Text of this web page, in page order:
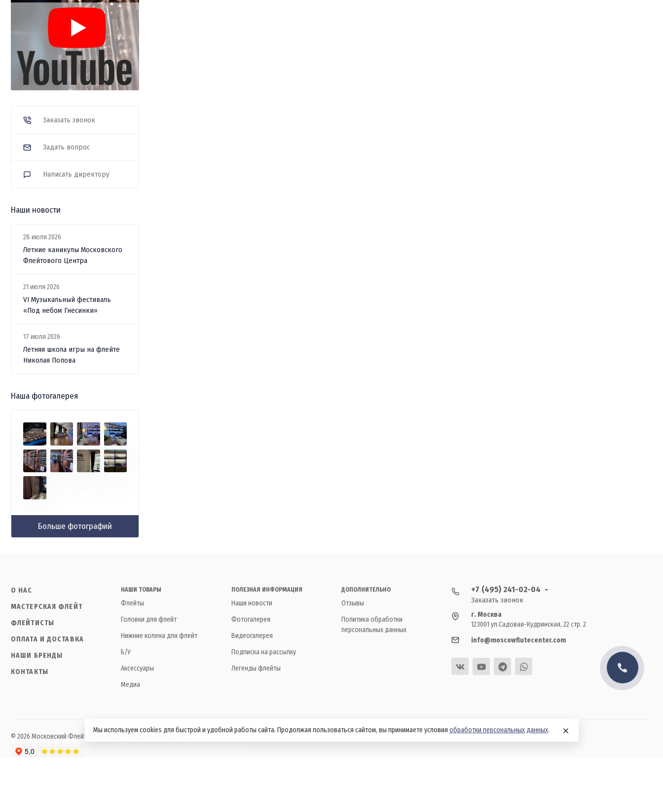
Заказать звонок
Задать вопрос
Написать директору
Наши новости
28 июля 2026
Летние каникулы Московского
Флейтового Центра
21 июля 2026
VI Музыкальный фестиваль
«Под небом Гнесинки»
17 июля 2026
Летняя школа игры на флейте
Николая Попова
Наша фотогалерея
Больше фотографий
О НАС
МАСТЕРСКАЯ ФЛЕЙТ
ФЛЕЙТИСТЫ
ОПЛАТА И ДОСТАВКА
НАШИ БРЕНДЫ
КОНТАКТЫ
НАШИ ТОВАРЫ
Флейты
Головки для флейт
Нижние колена для флейт
Б/У
Аксессуары
Медиа
ПОЛЕЗНАЯ ИНФОРМАЦИЯ
Наши новости
Фотогалерея
Видеогалерея
Подписка на рассылку
Легенды флейты
ДОПОЛНИТЕЛЬНО
Отзывы
Политика обработки
персональных данных
+7 (495) 241-02-04
Заказать звонок
г. Москва
123001 ул.Садовая-Кудринская, 22 стр. 2
info@moscowflutecenter.com
© 2026 Московский Флейтовый Центр - "Moscow Flute Center"
Мы используем cookies для быстрой и удобной работы сайта. Продолжая пользоваться сайтом, вы принимаете условия обработки персональных данных.